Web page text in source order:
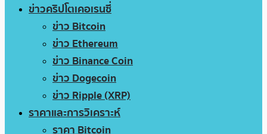
ข่าวคริปโตเคอเรนซี่
ข่าว Bitcoin
ข่าว Ethereum
ข่าว Binance Coin
ข่าว Dogecoin
ข่าว Ripple (XRP)
ราคาและการวิเคราะห์
ราคา Bitcoin